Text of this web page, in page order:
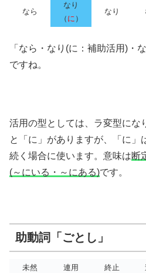
なら
なり
（ に ）
なり
「なら・なり(に：補助活用)・
ですね。
活用の型としては、ラ変型にな
と「に」がありますが、「に」
続く場合に使います。意味は断
(～にいる・～にある)です。
助動詞「ごとし」
未然 連用 終止